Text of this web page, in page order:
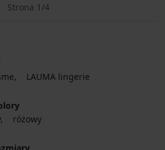
Strona 1/4
LAUMA lingerie
różowy